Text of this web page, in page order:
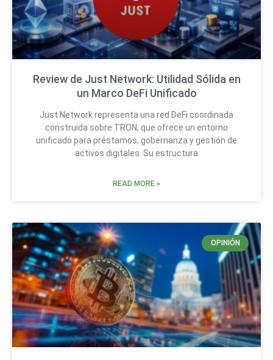
Review de Just Network: Utilidad Sólida en
un Marco DeFi Unificado
Just Network representa una red DeFi coordinada
construida sobre TRON, que ofrece un entorno
unificado para préstamos, gobernanza y gestión de
activos digitales. Su estructura
READ MORE »
OPINIÓN